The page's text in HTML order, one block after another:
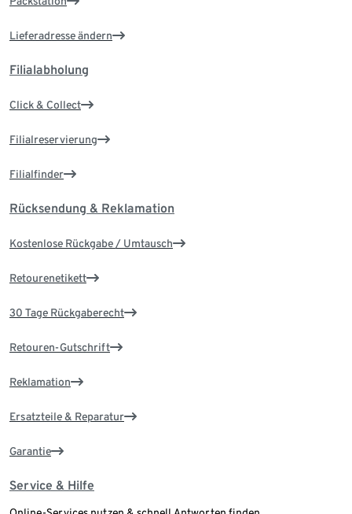
Lieferadresse ändern
Filialabholung
Click & Collect
Filialreservierung
Filialfinder
Rücksendung & Reklamation
Kostenlose Rückgabe / Umtausch
Retourenetikett
30 Tage Rückgaberecht
Retouren-Gutschrift
Reklamation
Ersatzteile & Reparatur
Garantie
Service & Hilfe